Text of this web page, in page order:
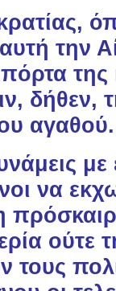
την
της
δήθεν,
αγαθού.
να
ούτε
τους